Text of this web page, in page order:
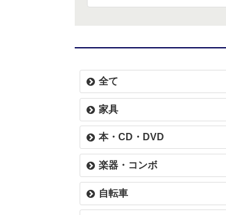
全て
家具
本・CD・DVD
楽器・コンボ
自転車